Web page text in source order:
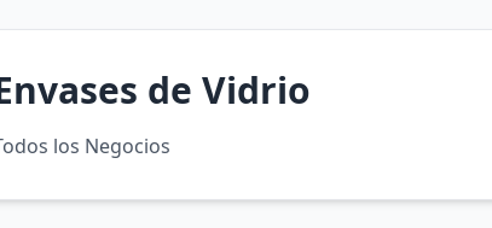
de Vidrio
los Negocios